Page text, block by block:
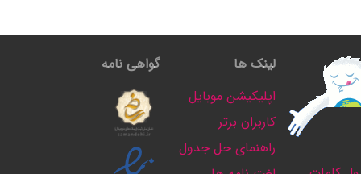
لینک ها
اپلیکیشن موبایل
کاربران برتر
راهنمای حل جدول
گواهی نامه